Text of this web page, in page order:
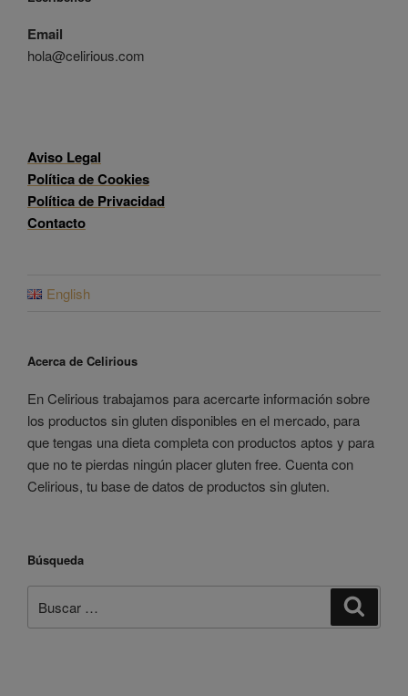
Email
hola@celirious.com
Aviso Legal
Política de Cookies
Política de Privacidad
Contacto
English
Acerca de Celirious
En Celirious trabajamos para acercarte información sobre
los productos sin gluten disponibles en el mercado, para
que tengas una dieta completa con productos aptos y para
que no te pierdas ningún placer gluten free. Cuenta con
Celirious, tu base de datos de productos sin gluten.
Búsqueda
por: